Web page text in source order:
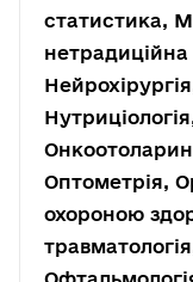
статистика,
Оптометрія,
охороною